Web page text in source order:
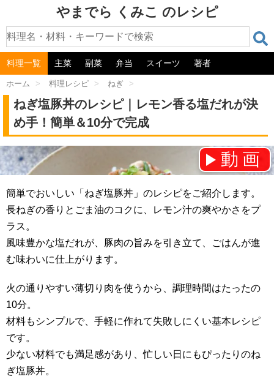
やまでら くみこ のレシピ
料理一覧 主菜 副菜 弁当 スイーツ 著者
ホーム > 料理レシピ > ねぎ >
ねぎ塩豚丼のレシピ｜レモン香る塩だれが決
め手！簡単＆10分で完成
動画
チャンネル登録をお願いします！⇒
簡単でおいしい「ねぎ塩豚丼」のレシピをご紹介します。
長ねぎの香りとごま油のコクに、レモン汁の爽やかさをプ
ラス。
風味豊かな塩だれが、豚肉の旨みを引き立て、ごはんが進
む味わいに仕上がります。
火の通りやすい薄切り肉を使うから、調理時間はたったの
10分。
材料もシンプルで、手軽に作れて失敗しにくい基本レシピ
です。
少ない材料でも満足感があり、忙しい日にもぴったりのね
ぎ塩豚丼。